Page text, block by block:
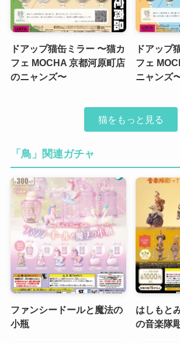
ドアップ猫缶ミラー 〜猫カ
フェ MOCHA 京都河原町店
のニャンズ〜
ドアップ
フェ
ニャンズ
猫をもっと見る
「鳥」関連ガチャ
ファンシードールと魔法の
小瓶
はしもと
の音楽隊